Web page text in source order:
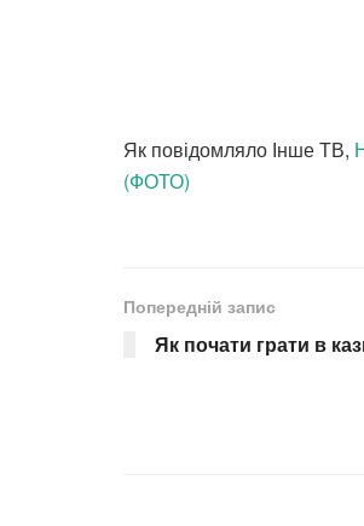
Як повідомляло Інше ТВ,
(ФОТО)
Попередній запис
Як почати грати в